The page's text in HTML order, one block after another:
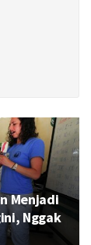
Menjadi
Nggak